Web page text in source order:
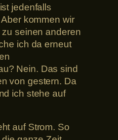
jedenfalls
kommen wir
seinen anderen
ich da erneut
Nein. Das sind
von gestern. Da
ich stehe auf
auf Strom. So